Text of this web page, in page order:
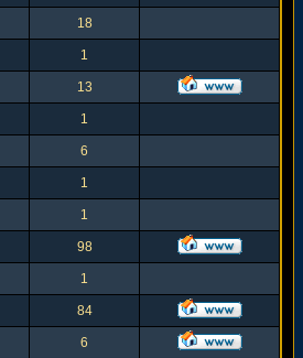
18
1
13
1
6
1
1
98
1
84
6